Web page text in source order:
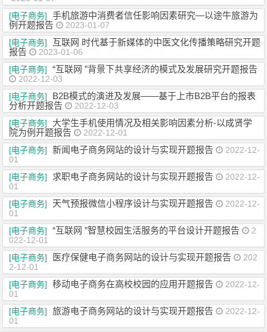
[电子商务]
手机旅游中消费者信任影响因素研究—以途牛旅游为
例开题报告
2023-01-07
[电子商务]
互联网 时代基于新媒体的中医文化传播策略研究开题
报告
2023-01-06
[电子商务]
“互联网 ”背景下共享经济的模式及发展研究开题报告
2022-12-03
[电子商务]
B2B模式的演进及发展——基于上市B2B平台的报表
分析开题报告
2022-12-03
[电子商务]
大学生手机使用情况及相关影响因素分析-以成贤学
院为例开题报告
2022-12-01
[电子商务]
新闻电子商务网站的设计与实现开题报告
2022-12-
01
[电子商务]
求职电子商务网站的设计与实现开题报告
2022-12-
01
[电子商务]
天气预报微信小程序设计与实现开题报告
2022-12-
01
[电子商务]
“互联网 ”智慧校园生活服务的平台设计开题报告
2
022-12-01
[电子商务]
医疗保健电子商务网站的设计与实现开题报告
202
2-12-01
[电子商务]
移动电子商务在高校校园的应用开题报告
2022-12-
01
[电子商务]
旅游电子商务网站的设计与实现开题报告
2022-12-
01